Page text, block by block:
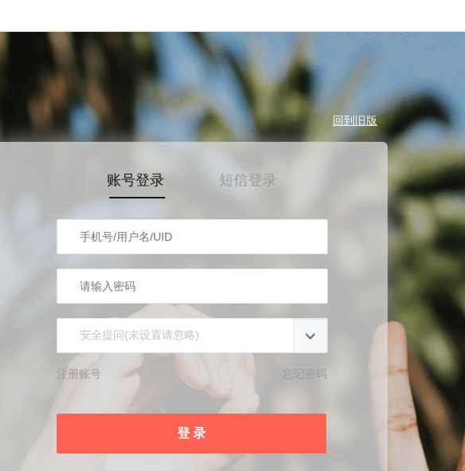
回到旧版
账号登录 短信登录
安全提问(未设置请忽略)
注册账号 忘记密码
登 录